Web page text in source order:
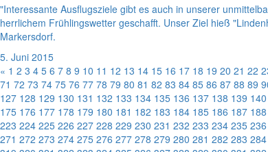
"Interessante Ausflugsziele gibt es auch in unserer
herrlichem Frühlingswetter geschafft. Unser Ziel hieß
Markersdorf.
5. Juni 2015
« 1 2 3 4 5 6 7 8 9 10 11 12 13 14 15 16 17 18 19 20 21 22
71 72 73 74 75 76 77 78 79 80 81 82 83 84 85 86 87 88 89
127 128 129 130 131 132 133 134 135 136 137 138 139 140
175 176 177 178 179 180 181 182 183 184 185 186 187 188
223 224 225 226 227 228 229 230 231 232 233 234 235 236
271 272 273 274 275 276 277 278 279 280 281 282 283 284